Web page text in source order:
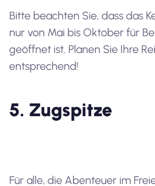
Bitte beachten Sie, dass das
nur von Mai bis Oktober für
geöffnet ist. Planen Sie Ihre
entsprechend!
5. Zugspitze
Für alle, die Abenteuer im